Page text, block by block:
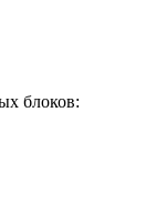
блоков: